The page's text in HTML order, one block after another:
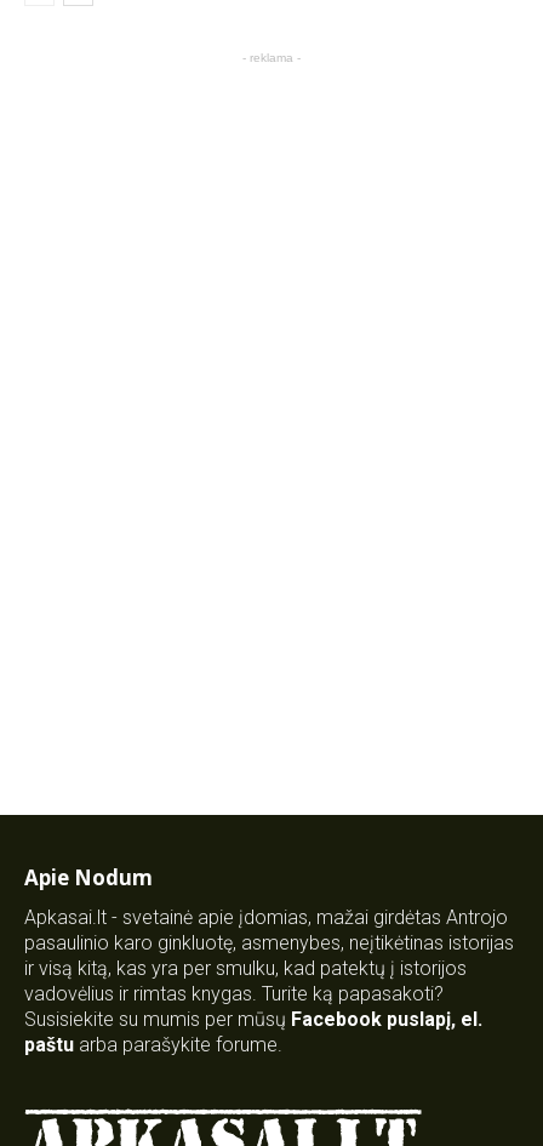
- reklama -
Apie Nodum
Apkasai.lt - svetainė apie įdomias, mažai girdėtas Antrojo
pasaulinio karo ginkluotę, asmenybes, neįtikėtinas istorijas
ir visą kitą, kas yra per smulku, kad patektų į istorijos
vadovėlius ir rimtas knygas. Turite ką papasakoti?
Susisiekite su mumis per mūsų Facebook puslapį, el.
paštu arba parašykite forume.